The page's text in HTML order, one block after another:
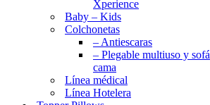
Xperience
Baby – Kids
Colchonetas
– Antiescaras
– Plegable multiuso y sofá
cama
Línea médical
Línea Hotelera